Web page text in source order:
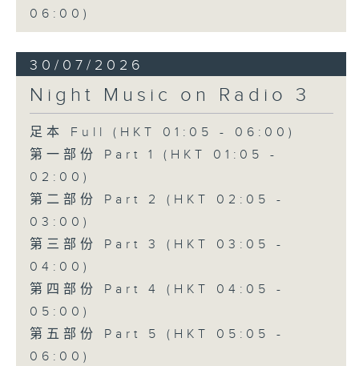
06:00)
30/07/2026
Night Music on Radio 3
足本 Full (HKT 01:05 - 06:00)
第一部份 Part 1 (HKT 01:05 -
02:00)
第二部份 Part 2 (HKT 02:05 -
03:00)
第三部份 Part 3 (HKT 03:05 -
04:00)
第四部份 Part 4 (HKT 04:05 -
05:00)
第五部份 Part 5 (HKT 05:05 -
06:00)